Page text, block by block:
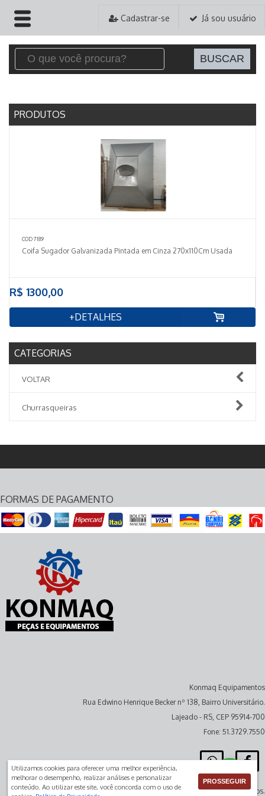
Cadastrar-se Já sou usuário
HOME
PRODUTOS
PRODUTOS
COD 7189
Coifa Sugador Galvanizada Pintada em Cinza 270x110Cm Usada
R$ 1300,00
+DETALHES
CATEGORIAS
VOLTAR
Churrasqueiras
FORMAS DE PAGAMENTO
Konmaq Equipamentos
Rua Edwino Henrique Becker nº 138, Bairro Universitário.
Lajeado - RS, CEP 95914-700
Fone: 51.3729.7550
Todos os direitos reservados.
Utilizamos cookies para oferecer uma melhor experiência,
melhorar o desempenho, realizar análises e personalizar
conteúdo. Ao utilizar este site, você concorda com o uso de
PROSSEGUIR